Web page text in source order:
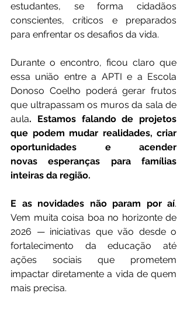
estudantes, se forma cidadãos
conscientes, críticos e preparados
para enfrentar os desafios da vida.
Durante o encontro, ficou claro que
essa união entre a APTI e a Escola
Donoso Coelho poderá gerar frutos
que ultrapassam os muros da sala de
aula. Estamos falando de projetos
que podem mudar realidades, criar
oportunidades e acender
novas
esperanças para famílias
inteiras da região.
E as novidades não param por aí.
Vem muita coisa boa no horizonte de
2026 — iniciativas que vão desde o
fortalecimento da educação até
ações sociais que prometem
impactar diretamente a vida de quem
mais precisa.